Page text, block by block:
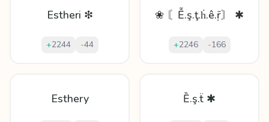
Estheri ❇
+2244 -44
❀ 〘Ễ.ş.ţ.ḣ.ê.ṝ〙 ✱
+2246 -166
Esthery Ȅ.ş.ẗ ✱